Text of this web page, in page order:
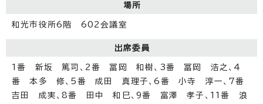
場所
和光市役所6階 602会議室
出席委員
1番 新坂 篤司、2番 冨岡 和樹、3番 冨岡 浩之、4
番 本多 修、5番 成田 真理子、6番 小寺 淳一、7番
吉田 成実、8番 田中 和巳、9番 富澤 孝子、11番 浪